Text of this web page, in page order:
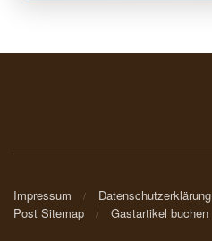
Impressum Datenschutzerklärung
Post Sitemap
Gastartikel buchen